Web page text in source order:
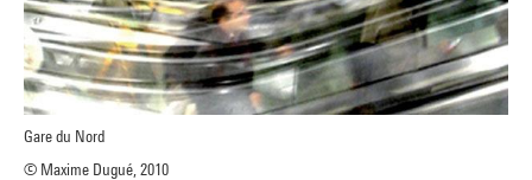
Gare du Nord
© Maxime Dugué, 2010